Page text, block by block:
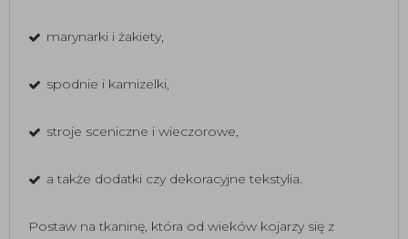
marynarki i żakiety,
spodnie i kamizelki,
stroje sceniczne i wieczorowe,
a także dodatki czy dekoracyjne tekstylia.
Postaw na tkaninę, która od wieków kojarzy się z